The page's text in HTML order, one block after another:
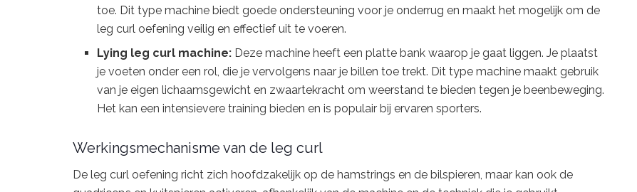
toe. Dit type machine biedt goede ondersteuning voor je onderrug en maakt het mogelijk om de
leg curl oefening veilig en effectief uit te voeren.
Lying leg curl machine: Deze machine heeft een platte bank waarop je gaat liggen. Je plaatst
je voeten onder een rol, die je vervolgens naar je billen toe trekt. Dit type machine maakt gebruik
van je eigen lichaamsgewicht en zwaartekracht om weerstand te bieden tegen je beenbeweging.
Het kan een intensievere training bieden en is populair bij ervaren sporters.
Werkingsmechanisme van de leg curl
De leg curl oefening richt zich hoofdzakelijk op de hamstrings en de bilspieren, maar kan ook de